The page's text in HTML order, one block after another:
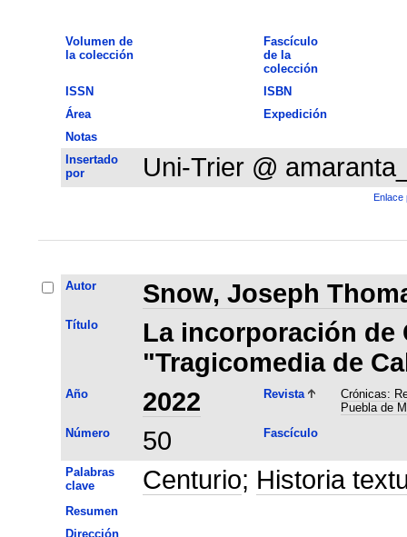
Volumen de
la colección
Fascículo
de la
colección
ISSN
ISBN
Área
Expedición
Notas
Insertado
por
Uni-Trier @
Enlace
Autor Snow, Joseph
Título
La incorporación de
"Tragicomedia de
Año 2022 Revista
Crónicas:
Puebla de
Número
50 Fascículo
Palabras
clave
Centurio; Historia
Resumen
Dirección